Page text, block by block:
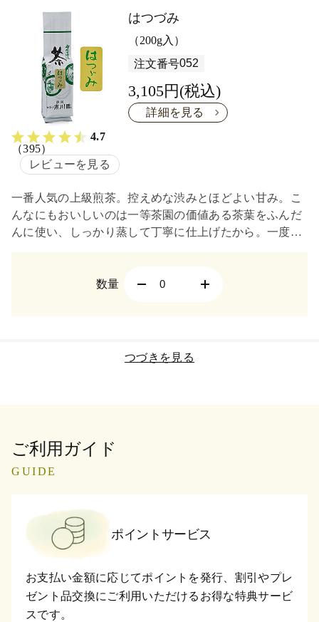
4.7
（395）
レビューを見る
はつづみ
（200g入）
注文番号052
3,105円(税込)
詳細を見る
一番人気の上級煎茶。控えめな渋みとほどよい甘み。こ
んなにもおいしいのは一等茶園の価値ある茶葉をふんだ
んに使い、しっかり蒸して丁寧に仕上げたから。一度飲
数量
つづきを見る
ご利用ガイド
GUIDE
ポイントサービス
お支払い金額に応じてポイントを発行、割引やプレ
ゼント品交換にご利用いただけるお得な特典サービ
スです。